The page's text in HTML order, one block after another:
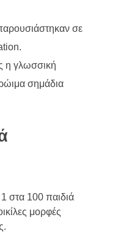
σε
η γλωσσική
σημάδια
στα 100 παιδιά
μορφές